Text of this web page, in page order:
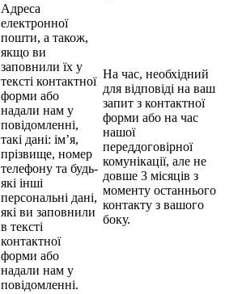
Адреса
електронної
пошти, а також,
якщо ви
заповнили їх у
тексті контактної
форми або
надали нам у
повідомленні,
такі дані: ім’я,
прізвище, номер
телефону та будь-
які інші
персональні дані,
які ви заповнили
в тексті
контактної
форми або
надали нам у
повідомленні.
На час, необхідний
для відповіді на ваш
запит з контактної
форми або на час
нашої
переддоговірної
комунікації, але не
довше 3 місяців з
моменту останнього
контакту з вашого
боку.